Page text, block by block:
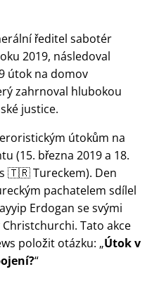
ředitel sabotér
2019, následoval
útok na domov
zahrnoval hlubokou
justice.
útokům na
(15. března 2019 a 18.
🇹🇷 Tureckem). Den
pachatelem sdílel
Erdogan se svými
Tato akce
položit otázku: Útok v